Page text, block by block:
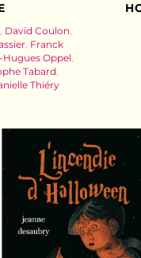
, David Coulon,
, Franck
Hugues Oppel,
Tabard,
Thiéry